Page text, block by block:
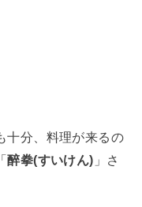
十分、料理が来るの
醉拳(すいけん) 」さ